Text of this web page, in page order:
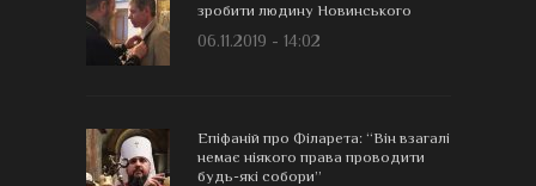
зробити людину Новинського
06.11.2019 - 14:02
Епіфаній про Філарета: “Він взагалі
немає ніякого права проводити
будь-які собори”